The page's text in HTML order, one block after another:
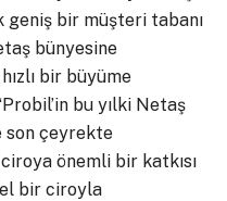
geniş bir müşteri tabanı
bünyesine
bir büyüme
bu yılki Netaş
son çeyrekte
önemli bir katkısı
bir ciroyla